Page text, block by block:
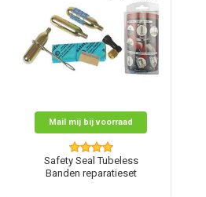
Mail mij bij voorraad
Safety Seal Tubeless
Banden reparatieset